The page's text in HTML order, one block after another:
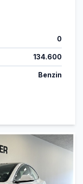
0
134.600
Benzin